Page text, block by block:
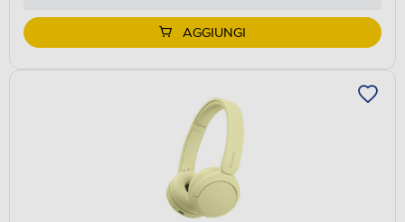
AGGIUNGI